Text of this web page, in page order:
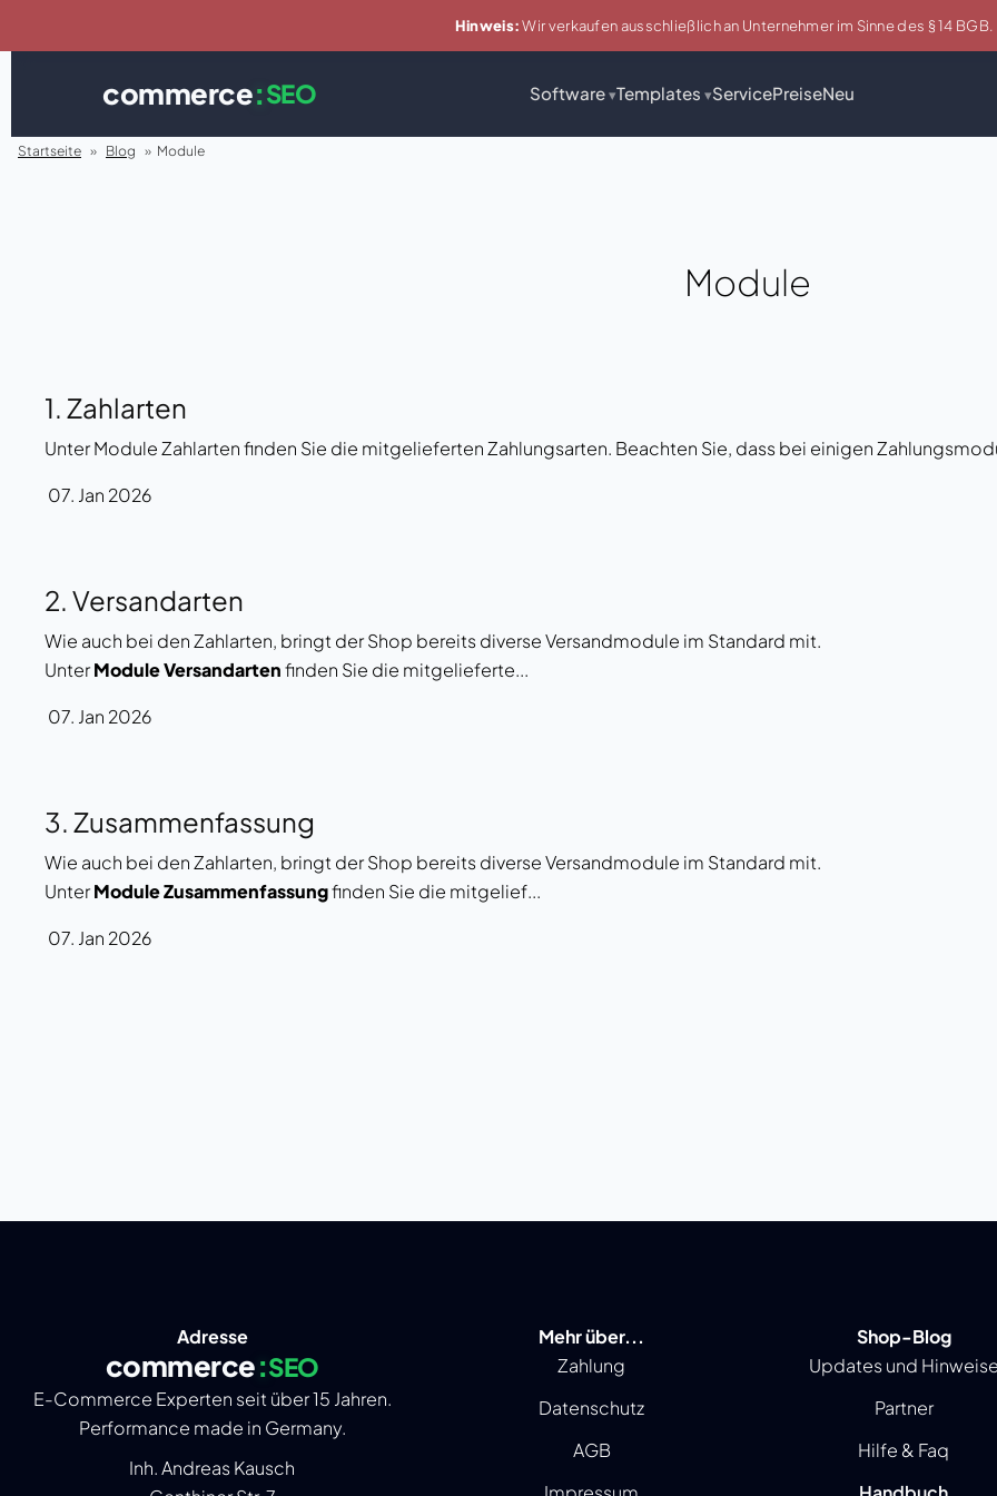
Hinweis:Wir verkaufen ausschließlich an Unternehmer im Sinne des § 14 BGB.
commerce:SEO Software▾Templates ▾ServicePreiseNeu
Startseite » Blog » Module
Module
1. Zahlarten
Unter Module Zahlarten finden Sie die mitgelieferten Zahlungsarten. Beachten Sie, dass bei einigen
07. Jan 2026
2. Versandarten
Wie auch bei den Zahlarten, bringt der Shop bereits diverse Versandmodule im Standard mit.
UnterModule Versandartenfinden Sie die mitgelieferte...
07. Jan 2026
3. Zusammenfassung
Wie auch bei den Zahlarten, bringt der Shop bereits diverse Versandmodule im Standard mit.
UnterModule Zusammenfassungfinden Sie die mitgelief...
07. Jan 2026
Adresse
commerce:SEO
E-Commerce Experten seit über 15 Jahren.
Performance made in Germany.
Inh. Andreas Kausch
Mehr über...
Zahlung
Datenschutz
AGB
Shop-Blog
Updates und Hinweise
Partner
Hilfe & Faq